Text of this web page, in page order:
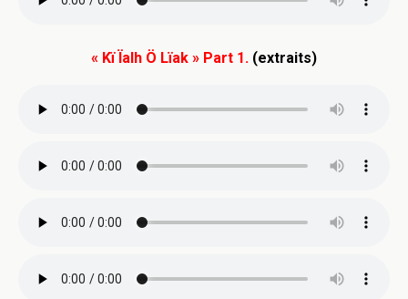
« Kï Ïalh Ö Lïak » Part 1. (extraits)